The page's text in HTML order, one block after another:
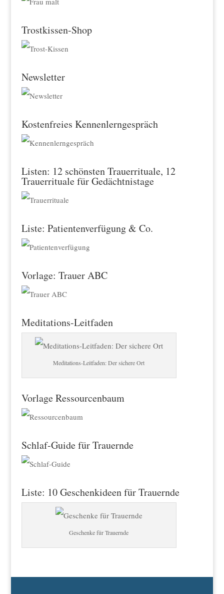
Trostkissen-Shop
Newsletter
Kostenfreies Kennenlerngespräch
Listen: 12 schönsten Trauerrituale, 12
Trauerrituale für Gedächtnistage
Liste: Patientenverfügung & Co.
Vorlage: Trauer ABC
Meditations-Leitfaden
Meditations-Leitfaden: Der sichere Ort
Vorlage Ressourcenbaum
Schlaf-Guide für Trauernde
Liste: 10 Geschenkideen für Trauernde
Geschenke für Trauernde